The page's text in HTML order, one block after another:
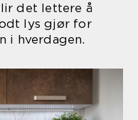
det lettere å
lys gjør for
i hverdagen.